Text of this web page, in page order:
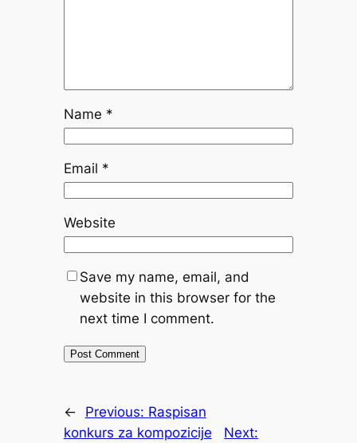
Name *
Email *
Website
Save my name, email, and
website in this browser for the
next time I comment.
← Previous: Raspisan
konkurs za kompozicije
Next: